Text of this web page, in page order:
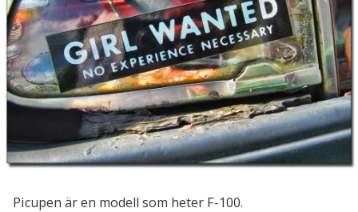
Picupen är en modell som heter F-100.